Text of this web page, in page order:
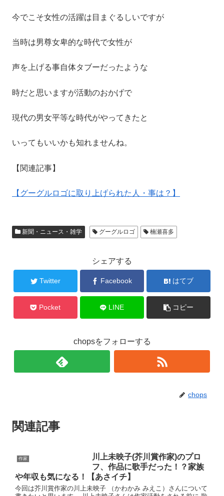
今でこそ女性の活躍は目まぐるしいですが
当時は男尊女卑的な時代で女性が
声を上げる事自体タブーだったような
時だと思いますが活動のおかげで
現代の男女平等な時代がやってきたと
いってもいいかも知れませんね。
【関連記事】
【グーグルロゴに取り上げられた人・事は？】
新聞・ニュース・雑学 グーグルロゴ 楠瀬喜多
シェアする
Twitter Facebook はてブ
Pocket LINE コピー
chopsをフォローする
chops
関連記事
作家
川上未映子(芥川賞作家)のプロ
フ、作品に歌手だった！？家族
や年収も気になる！【あさイチ】
今回は芥川賞作家の川上未映子 （かわかみ みえこ）さんについて